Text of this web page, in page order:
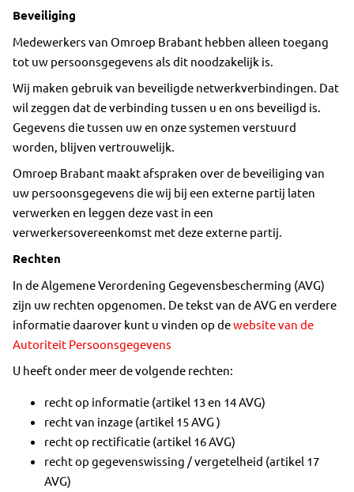
Beveiliging
Medewerkers van Omroep Brabant hebben alleen toegang
tot uw persoonsgegevens als dit noodzakelijk is.
Wij maken gebruik van beveiligde netwerkverbindingen. Dat
wil zeggen dat de verbinding tussen u en ons beveiligd is.
Gegevens die tussen uw en onze systemen verstuurd
worden, blijven vertrouwelijk.
Omroep Brabant maakt afspraken over de beveiliging van
uw persoonsgegevens die wij bij een externe partij laten
verwerken en leggen deze vast in een
verwerkersovereenkomst met deze externe partij.
Rechten
In de Algemene Verordening Gegevensbescherming (AVG)
zijn uw rechten opgenomen. De tekst van de AVG en verdere
informatie daarover kunt u vinden op dewebsite van de
Autoriteit Persoonsgegevens
U heeft onder meer de volgende rechten:
recht op informatie (artikel 13 en 14 AVG)
recht van inzage (artikel 15 AVG )
recht op rectificatie (artikel 16 AVG)
recht op gegevenswissing / vergetelheid (artikel 17
AVG)